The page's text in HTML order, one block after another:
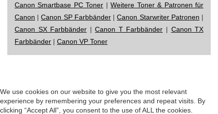
Canon Smartbase PC Toner |Weitere Toner & Patronen für
Canon |Canon SP Farbbänder|Canon Starwriter Patronen |
Canon SX Farbbänder |Canon T Farbbänder | Canon TX
Farbbänder | Canon VP Toner
We use cookies on our website to give you the most relevant
experience by remembering your preferences and repeat visits. By
clicking “Accept All”, you consent to the use of ALL the cookies.